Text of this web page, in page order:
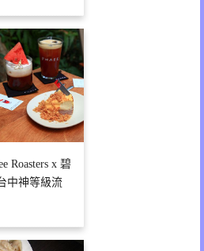
Roasters x 碧
中神等級流